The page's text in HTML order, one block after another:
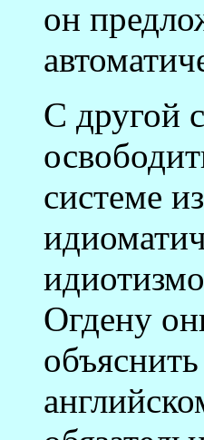
он
С другой
системе
Огдену